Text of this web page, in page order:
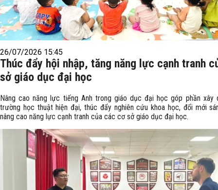
26/07/2026 15:45
Thúc đẩy hội nhập, tăng năng lực cạnh tranh
sở giáo dục đại học
Nâng cao năng lực tiếng Anh trong giáo dục đại học góp phần xây
trường học thuật hiện đại, thúc đẩy nghiên cứu khoa học, đổi mới
nâng cao năng lực cạnh tranh của các cơ sở giáo dục đại học.